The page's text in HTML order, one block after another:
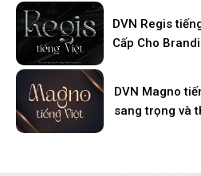
DVN Regis
Cấp Cho
DVN Magno
sang trọng và